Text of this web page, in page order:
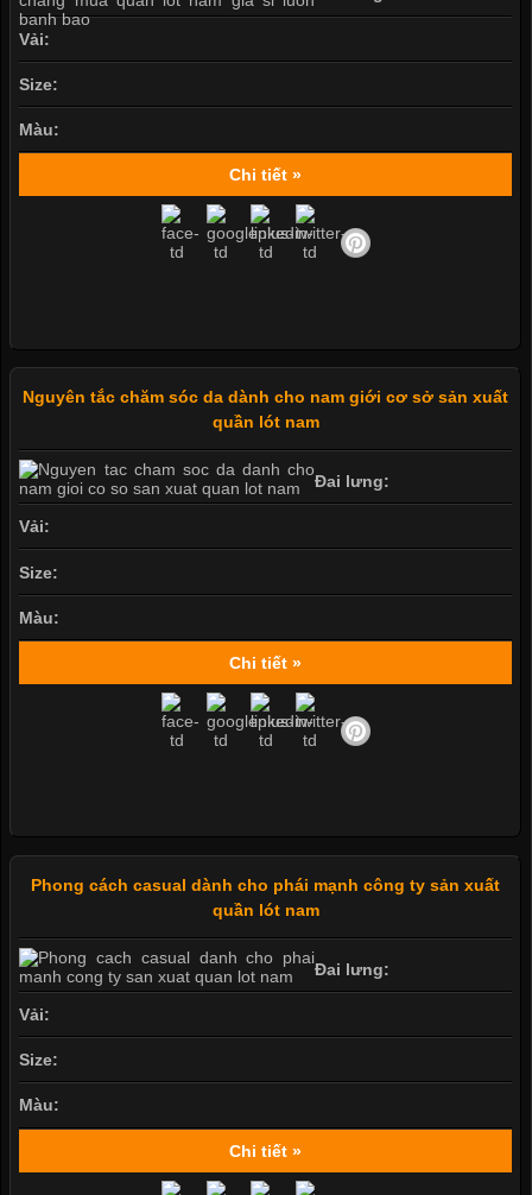
Vải:
Size:
Màu:
Chi tiết »
Nguyên tắc chăm sóc da dành cho nam giới cơ sở sản xuất
quần lót nam
Đai lưng:
Vải:
Size:
Màu:
Chi tiết »
Phong cách casual dành cho phái mạnh công ty sản xuất
quần lót nam
Đai lưng:
Vải:
Size:
Màu:
Chi tiết »